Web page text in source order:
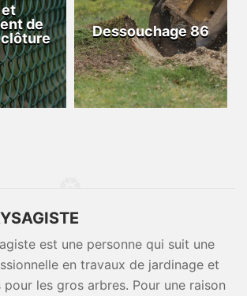
et
de
Dessouchage 86
est une personne qui suit une
en travaux de jardinage et
les gros arbres. Pour une raison